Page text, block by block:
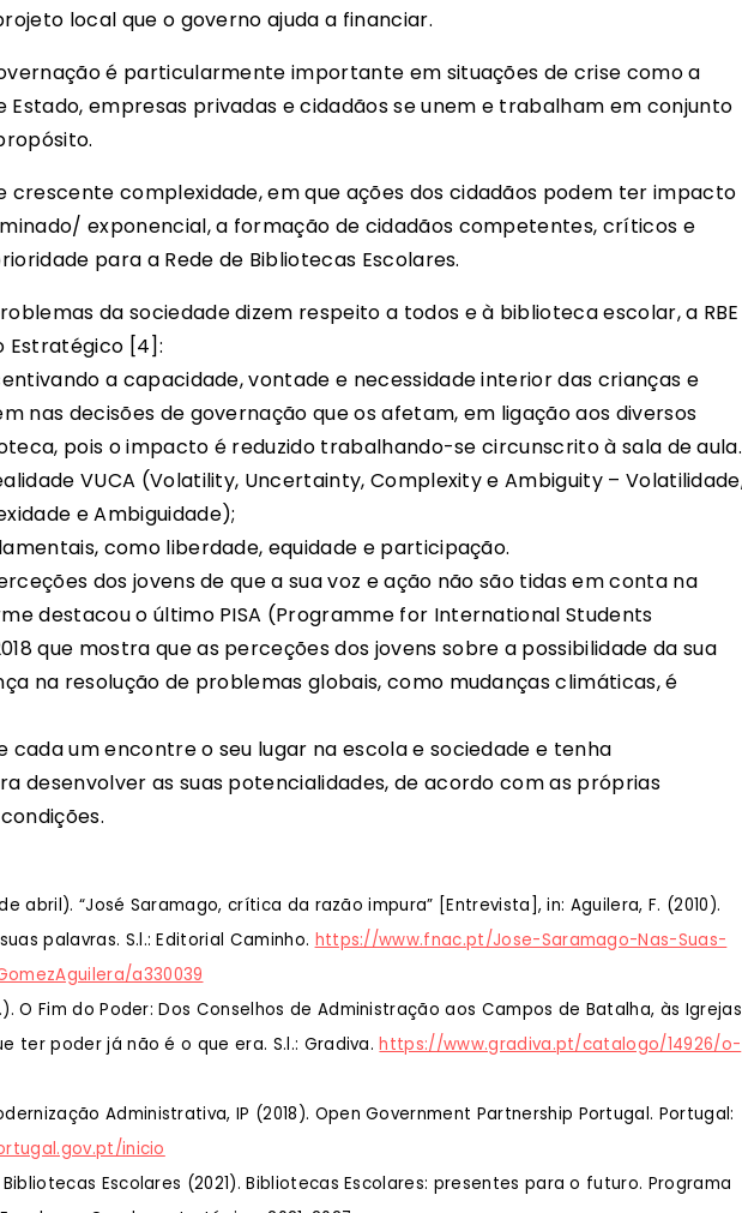
local que o governo ajuda a financiar.
é particularmente importante em situações de crise como a
Estado, empresas privadas e cidadãos se unem e trabalham em conjunto
crescente complexidade, em que ações dos cidadãos podem ter impacto
exponencial, a formação de cidadãos competentes, críticos e
para a Rede de Bibliotecas Escolares.
da sociedade dizem respeito a todos e à biblioteca escolar, a RBE
Estratégico [4]:
a capacidade, vontade e necessidade interior das crianças e
nas decisões de governação que os afetam, em ligação aos diversos
pois o impacto é reduzido trabalhando-se circunscrito à sala de aula.
VUCA (Volatility, Uncertainty, Complexity e Ambiguity –
e Ambiguidade);
como liberdade, equidade e participação.
dos jovens de que a sua voz e ação não são tidas em conta na
destacou o último PISA (Programme for International Students
que mostra que as perceções dos jovens sobre a possibilidade da sua
na resolução de problemas globais, como mudanças climáticas, é
cada um encontre o seu lugar na escola e sociedade e tenha
desenvolver as suas potencialidades, de acordo com as próprias
de abril). “José Saramago, crítica da razão impura” [Entrevista], in: Aguilera, F. (2010).
palavras. S.l.: Editorial Caminho. https://www.fnac.pt/Jose-Saramago-Nas-Suas-
a330039
O Fim do Poder: Dos Conselhos de Administração aos Campos de Batalha, às Igrejas
ter poder já não é o que era. S.l.: Gradiva.https://www.gradiva.pt/catalogo/14926/o-
Administrativa, IP (2018). Open Government Partnership Portugal. Portugal:
inicio
Escolares (2021). Bibliotecas Escolares: presentes para o futuro. Programa